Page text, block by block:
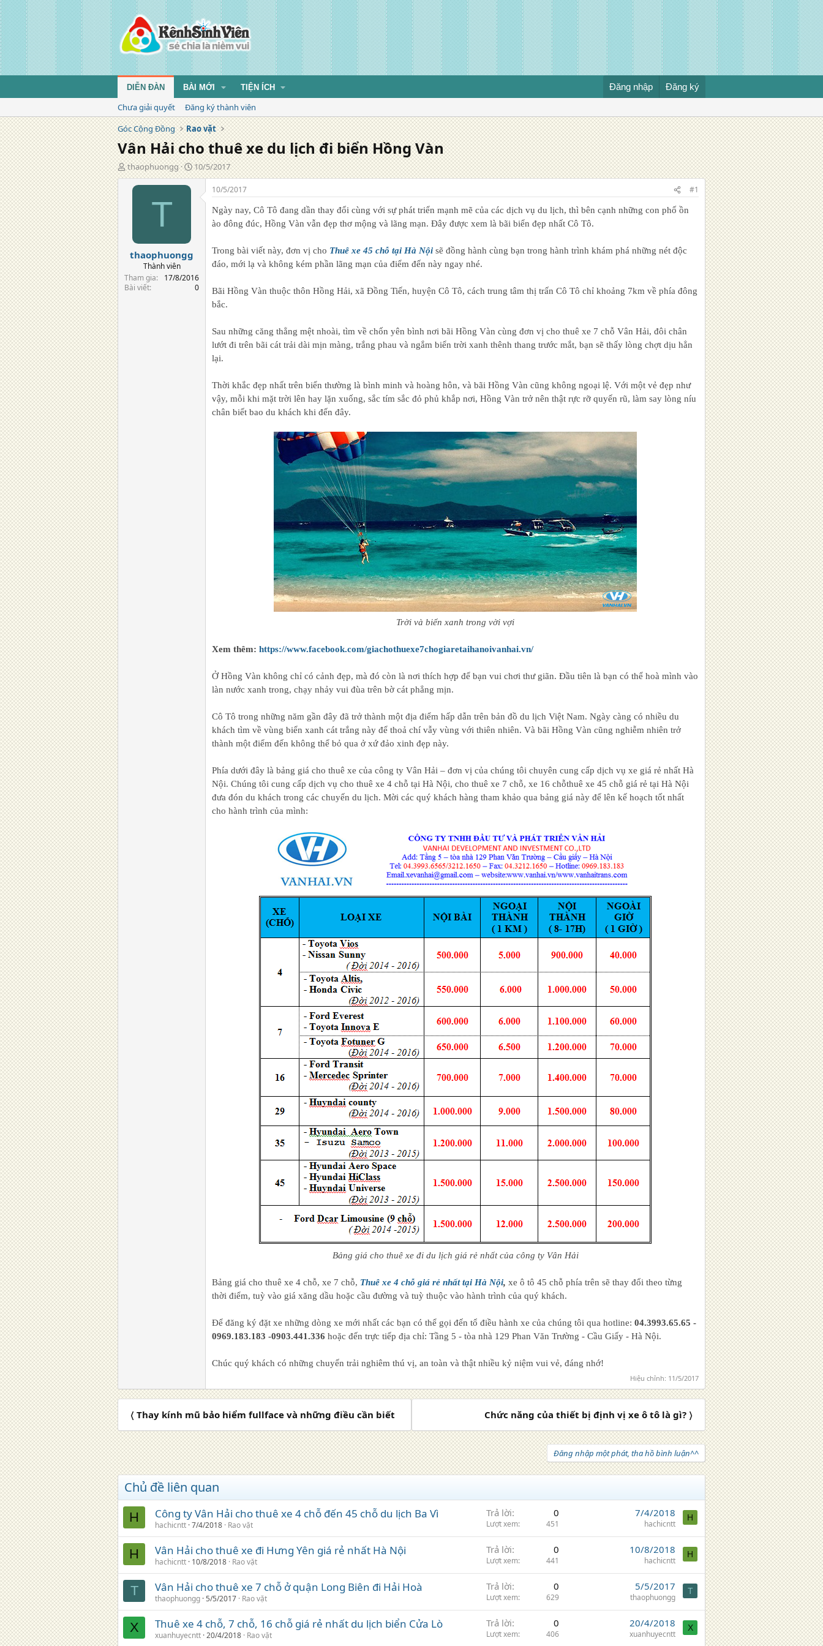
DIỄN ĐÀN BÀI MỚI TIỆN ÍCH Đăng nhập Đăng ký
Chưa giải quyết
Đăng ký thành viên
Góc Cộng Đồng
Rao vặt
Vân Hải cho thuê xe du lịch đi biển Hồng Vàn
T
á
thaophuongg
N
g
10/5/2017
T
thaophuongg
Thành viên
Tham gia
17/8/2016
Bài viết
0
10/5/2017 #1
Ngày nay, Cô Tô đang dần thay đổi cùng với sự phát triển mạnh mẽ của các dịch vụ du lịch, thì bên cạnh những con phố ồn
ào đông đúc, Hồng Vàn vẫn đẹp thơ mộng và lãng mạn. Đây được xem là bãi biển đẹp nhất Cô Tô.
Trong bài viết này, đơn vị cho Thuê xe 45 chỗ tại Hà Nội sẽ đồng hành cùng bạn trong hành trình khám phá những nét độc
đáo, mới lạ và không kém phần lãng mạn của điểm đến này ngay nhé.
Bãi Hồng Vàn thuộc thôn Hồng Hải, xã Đồng Tiến, huyện Cô Tô, cách trung tâm thị trấn Cô Tô chỉ khoảng 7km về phía đông
bắc.
Sau những căng thẳng mệt nhoài, tìm về chốn yên bình nơi bãi Hồng Vàn cùng đơn vị cho thuê xe 7 chỗ Vân Hải, đôi chân
lướt đi trên bãi cát trải dài mịn màng, trắng phau và ngắm biển trời xanh thênh thang trước mắt, bạn sẽ thấy lòng chợt dịu hẳn
lại.
Thời khắc đẹp nhất trên biển thường là bình minh và hoàng hôn, và bãi Hồng Vàn cũng không ngoại lệ. Với một vẻ đẹp như
vậy, mỗi khi mặt trời lên hay lặn xuống, sắc tím sắc đỏ phủ khắp nơi, Hồng Vàn trở nên thật rực rỡ quyến rũ, làm say lòng níu
chân biết bao du khách khi đến đây.
Trời và biển xanh trong vời vợi
Xem thêm: https://www.facebook.com/giachothuexe7chogiaretaihanoivanhai.vn/
Ở Hồng Vàn không chỉ có cảnh đẹp, mà đó còn là nơi thích hợp để bạn vui chơi thư giãn. Đầu tiên là bạn có thể hoà mình vào
làn nước xanh trong, chạy nhảy vui đùa trên bờ cát phẳng mịn.
Cô Tô trong những năm gần đây đã trở thành một địa điểm hấp dẫn trên bản đồ du lịch Việt Nam. Ngày càng có nhiều du
khách tìm về vùng biển xanh cát trắng này để thoả chí vẫy vùng với thiên nhiên. Và bãi Hồng Vàn cũng nghiễm nhiên trở
thành một điểm đến không thể bỏ qua ở xứ đảo xinh đẹp này.
Phía dưới đây là bảng giá cho thuê xe của công ty Vân Hải – đơn vị của chúng tôi chuyên cung cấp dịch vụ xe giá rẻ nhất Hà
Nội. Chúng tôi cung cấp dịch vụ cho thuê xe 4 chỗ tại Hà Nội, cho thuê xe 7 chỗ, xe 16 chỗthuê xe 45 chỗ giá rẻ tại Hà Nội
đưa đón du khách trong các chuyến du lịch. Mời các quý khách hàng tham khảo qua bảng giá này để lên kế hoạch tốt nhất
cho hành trình của mình:
Bảng giá cho thuê xe đi du lịch giá rẻ nhất của công ty Vân Hải
Bảng giá cho thuê xe 4 chỗ, xe 7 chỗ, Thuê xe 4 chỗ giá rẻ nhất tại Hà Nội, xe ô tô 45 chỗ phía trên sẽ thay đổi theo từng
thời điểm, tuỳ vào giá xăng dầu hoặc cầu đường và tuỳ thuộc vào hành trình của quý khách.
Để đăng ký đặt xe những dòng xe mới nhất các bạn có thể gọi đến tổ điều hành xe của chúng tôi qua hotline: 04.3993.65.65 -
0969.183.183 -0903.441.336 hoặc đến trực tiếp địa chỉ: Tầng 5 - tòa nhà 129 Phan Văn Trường - Cầu Giấy - Hà Nội.
Chúc quý khách có những chuyến trải nghiêm thú vị, an toàn và thật nhiều kỷ niệm vui vẻ, đáng nhớ!
Hiệu chỉnh: 11/5/2017
〈 Thay kính mũ bảo hiểm fullface và những điều cần biết Chức năng của thiết bị định vị xe ô tô là gì? 〉
Đăng nhập một phát, tha hồ bình luận^^
Chủ đề liên quan
H Công ty Vân Hải cho thuê xe 4 chỗ đến 45 chỗ du lịch Ba Vì
hachicntt 7/4/2018 Rao vặt
Trả lời 0
Lượt xem 451
7/4/2018
hachicntt
H
H Vân Hải cho thuê xe đi Hưng Yên giá rẻ nhất Hà Nội
hachicntt 10/8/2018 Rao vặt
Trả lời 0
Lượt xem 441
10/8/2018
hachicntt
H
T Vân Hải cho thuê xe 7 chỗ ở quận Long Biên đi Hải Hoà
thaophuongg 5/5/2017 Rao vặt
Trả lời 0
Lượt xem 629
5/5/2017
thaophuongg
T
X Thuê xe 4 chỗ, 7 chỗ, 16 chỗ giá rẻ nhất du lịch biển Cửa Lò
xuanhuyecntt 20/4/2018 Rao vặt
Trả lời 0
Lượt xem 406
20/4/2018
xuanhuyecntt
X